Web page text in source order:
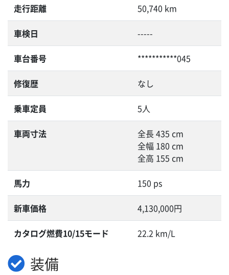
走行距離 50,740 km
車検日 -----
車台番号 ***********045
修復歴 なし
乗車定員 5人
車両寸法
全長 435 cm
全幅 180 cm
全高 155 cm
馬力 150 ps
新車価格 4,130,000円
カタログ燃費10/15モード 22.2 km/L
装備